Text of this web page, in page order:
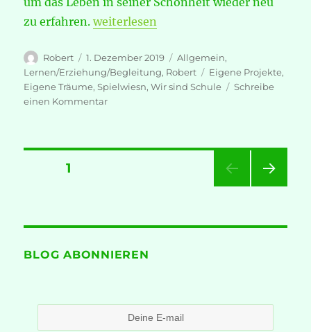
zu erfahren.„Wir sind Schule_Wir sind Leben“
weiterlesen
Autor
Robert
Veröffentlicht
am
1. Dezember 2019 Kategorien
Allgemein,
Lernen/Erziehung/Begleitung, Robert Schlagwörter
Eigene Projekte,
Eigene Träume,Spielwiesn,Wir sind Schule
Schreibe
einen Kommentarzu
Seitennummerierung
Beiträge
SEITE1
E
BLOG ABONNIEREN